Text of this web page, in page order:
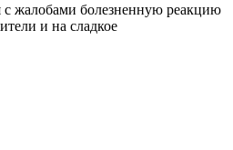
жалобами болезненную реакцию
и на сладкое